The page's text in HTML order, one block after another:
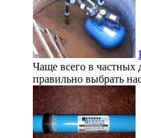
Чаще всего в частных
правильно выбрать